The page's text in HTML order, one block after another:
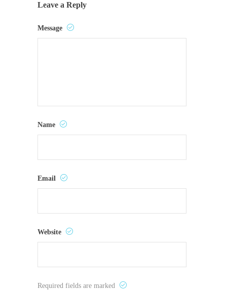
Leave a Reply
Message
Name
Email
Website
Required fields are marked